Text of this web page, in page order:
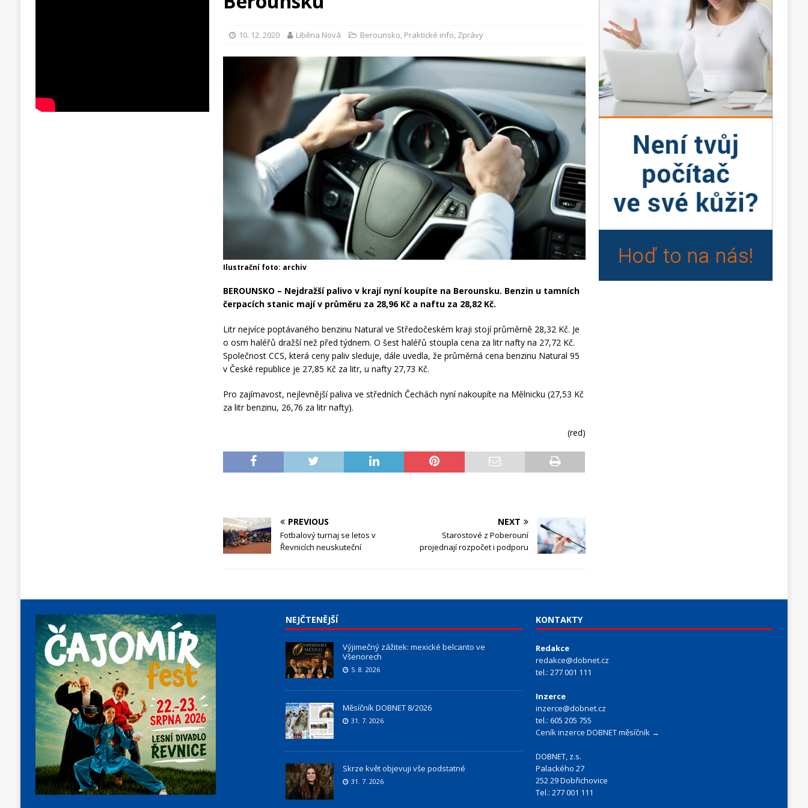
10. 12. 2020 Liběna Nová Berounsko, Praktické info, Zprávy
Ilustrační foto: archiv
BEROUNSKO – Nejdražší palivo v krají nyní koupíte na Berounsku. Benzin u tamních
čerpacích stanic mají v průměru za 28,96 Kč a naftu za 28,82 Kč.
Litr nejvíce poptávaného benzinu Natural ve Středočeském kraji stojí průměrně 28,32 Kč. Je
o osm haléřů dražší než před týdnem. O šest haléřů stoupla cena za litr nafty na 27,72 Kč.
Společnost CCS, která ceny paliv sleduje, dále uvedla, že průměrná cena benzinu Natural 95
v České republice je 27,85 Kč za litr, u nafty 27,73 Kč.
Pro zajímavost, nejlevnější paliva ve středních Čechách nyní nakoupíte na Mělnicku (27,53 Kč
za litr benzinu, 26,76 za litr nafty).
(red)
PREVIOUS
Fotbalový turnaj se letos v
Řevnicích neuskuteční
NEXT
Starostové z Poberouní
projednají rozpočet i podporu
NEJČTENĚJŠÍ
Výjimečný zážitek: mexické belcanto ve
Všenorech
5. 8. 2026
Měsíčník DOBNET 8/2026
31. 7. 2026
Skrze květ objevuji vše podstatné
31. 7. 2026
KONTAKTY
Redakce
redakce@dobnet.cz
tel.: 277 001 111
Inzerce
inzerce@dobnet.cz
tel.: 605 205 755
Ceník inzerce DOBNET měsíčník →
DOBNET, z.s.
Palackého 27
252 29 Dobřichovice
Tel.: 277 001 111